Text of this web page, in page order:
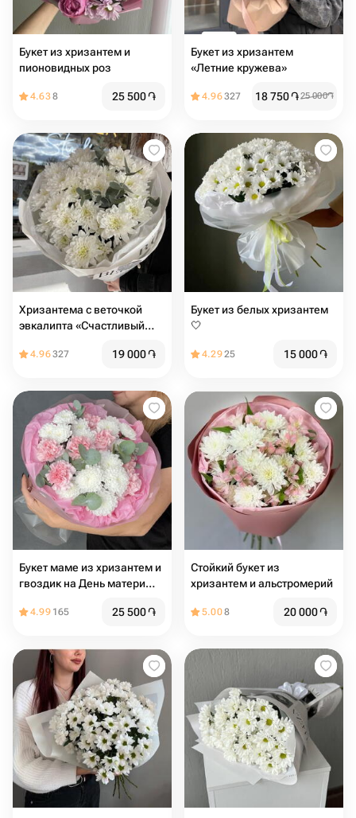
Букет из хризантем и
пионовидных роз
4.638 25 500֏
Букет из хризантем
«Летние кружева»
4.96327 18 750֏25 000֏
Хризантема с веточкой
эвкалипта «Счастливый
4.96327 19 000֏
Букет из белых хризантем
🤍
4.2925 15 000֏
Букет маме из хризантем и
гвоздик на День матери
4.99 165 25 500֏
Стойкий букет из
хризантем и альстромерий
5.008 20 000֏